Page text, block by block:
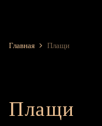
Главная Плащи
Плащи